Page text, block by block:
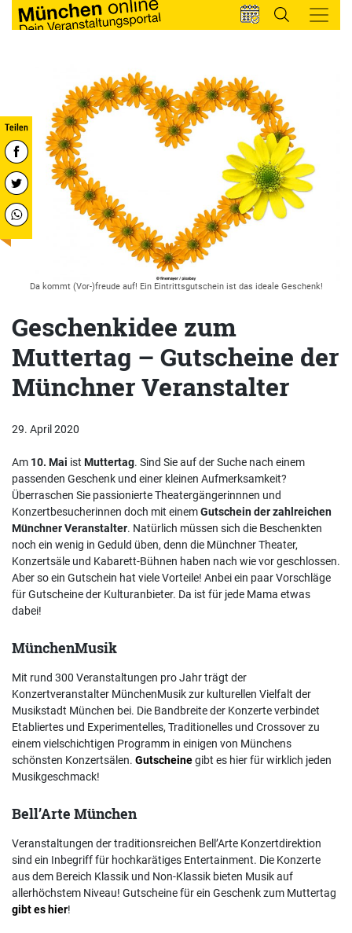
Da kommt (Vor-)freude auf! Ein Eintrittsgutschein ist das ideale Geschenk!
Geschenkidee zum
Muttertag – Gutscheine der
Münchner Veranstalter
29. April 2020
Am 10. Mai ist Muttertag. Sind Sie auf der Suche nach einem
passenden Geschenk und einer kleinen Aufmerksamkeit?
Überraschen Sie passionierte Theatergängerinnnen und
Konzertbesucherinnen doch mit einemGutschein der zahlreichen
Münchner Veranstalter. Natürlich müssen sich die Beschenkten
noch ein wenig in Geduld üben, denn die Münchner Theater,
Konzertsäle und Kabarett-Bühnen haben nach wie vor geschlossen.
Aber so ein Gutschein hat viele Vorteile! Anbei ein paar Vorschläge
für Gutscheine der Kulturanbieter. Da ist für jede Mama etwas
dabei!
MünchenMusik
Mit rund 300 Veranstaltungen pro Jahr trägt der
Konzertveranstalter MünchenMusik zur kulturellen Vielfalt der
Musikstadt München bei. Die Bandbreite der Konzerte verbindet
Etabliertes und Experimentelles, Traditionelles und Crossover zu
einem vielschichtigen Programm in einigen von Münchens
schönsten Konzertsälen. Gutscheinegibt es hier für wirklich jeden
Musikgeschmack!
Bell’Arte München
Veranstaltungen der traditionsreichen Bell’Arte Konzertdirektion
sind ein Inbegriff für hochkarätiges Entertainment. Die Konzerte
aus dem Bereich Klassik und Non-Klassik bieten Musik auf
allerhöchstem Niveau! Gutscheine für ein Geschenk zum Muttertag
gibt es hier!